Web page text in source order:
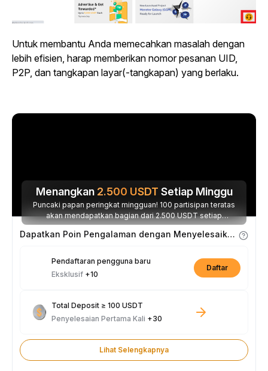
Untuk membantu Anda memecahkan masalah dengan
lebih efisien, harap memberikan nomor pesanan UID,
P2P, dan tangkapan layar(-tangkapan) yang berlaku.
Menangkan 2.500 USDT Setiap Minggu
Puncaki papan peringkat mingguan! 100 partisipan teratas
akan mendapatkan bagian dari 2.500 USDT setiap
minggunya.
Dapatkan Poin Pengalaman dengan Menyelesaikan Tugas
Pendaftaran pengguna baru
Eksklusif +10
Daftar
Total Deposit ≥ 100 USDT
Penyelesaian Pertama Kali +30
Lihat Selengkapnya